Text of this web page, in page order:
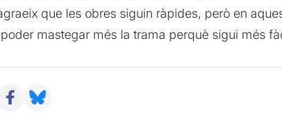
que les obres siguin ràpides, però en
mastegar més la trama perquè sigui més